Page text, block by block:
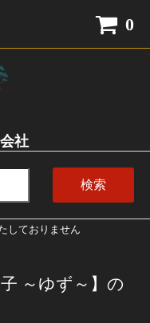
0
社
検索
しておりません
～ゆず～】の